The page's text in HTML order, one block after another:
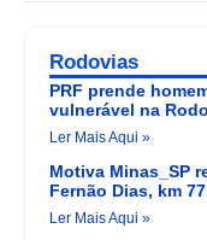
Rodovias
PRF prende
vulnerável na
Ler Mais Aqui »
Motiva Minas_SP
Fernão Dias, km
Ler Mais Aqui »